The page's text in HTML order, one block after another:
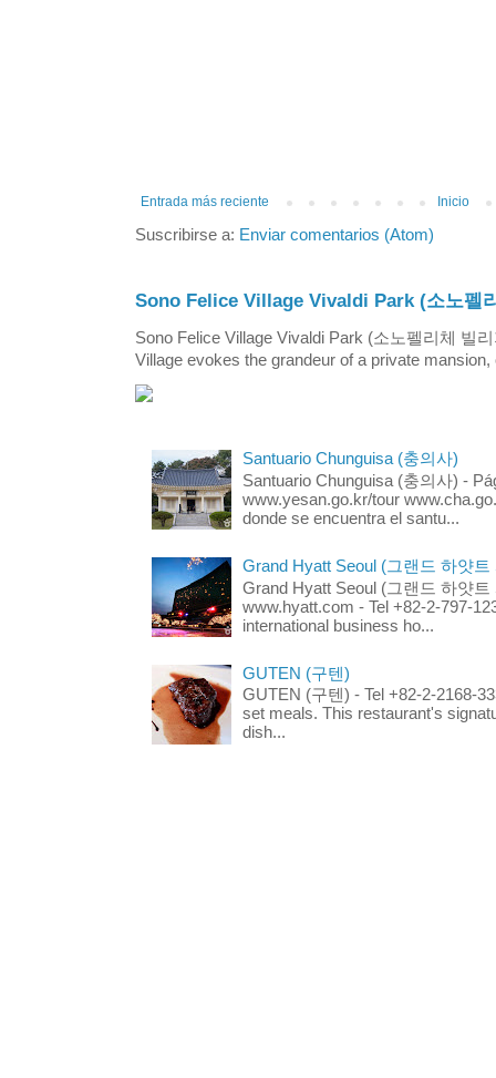
Entrada más reciente Inicio
Suscribirse a: Enviar comentarios (Atom)
Sono Felice Village Vivaldi Park (소노펠
Sono Felice Village Vivaldi Park (소노펠리체 빌
Village evokes the grandeur of a private
Santuario Chunguisa (충의사)
Santuario Chunguisa (충의사) -
www.yesan.go.kr/tour
donde se encuentra el santu...
Grand Hyatt Seoul (그랜드 하얏트
Grand Hyatt Seoul (그랜드 하얏트
www.hyatt.com - Tel +82-2-797-
international business ho...
GUTEN (구텐)
GUTEN (구텐) - Tel +82-2-2168-
set meals. This restaurant's
dish...